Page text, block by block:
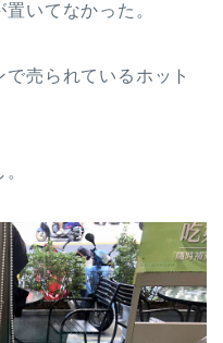
いてなかった。
売られているホット